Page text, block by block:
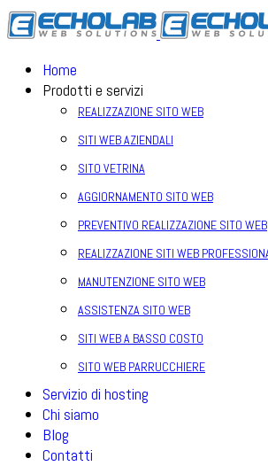
Home
Prodotti e servizi
REALIZZAZIONE SITO WEB
SITI WEB AZIENDALI
SITO VETRINA
AGGIORNAMENTO SITO WEB
PREVENTIVO REALIZZAZIONE SITO WEB
REALIZZAZIONE SITI WEB
MANUTENZIONE SITO WEB
ASSISTENZA SITO WEB
SITI WEB A BASSO COSTO
SITO WEB PARRUCCHIERE
Servizio di hosting
Chi siamo
Blog
Contatti